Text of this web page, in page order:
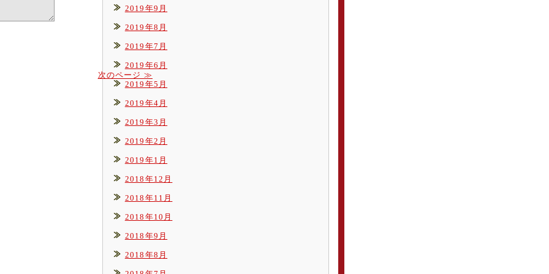
次のページ ≫
2019年9月
2019年8月
2019年7月
2019年6月
2019年5月
2019年4月
2019年3月
2019年2月
2019年1月
2018年12月
2018年11月
2018年10月
2018年9月
2018年8月